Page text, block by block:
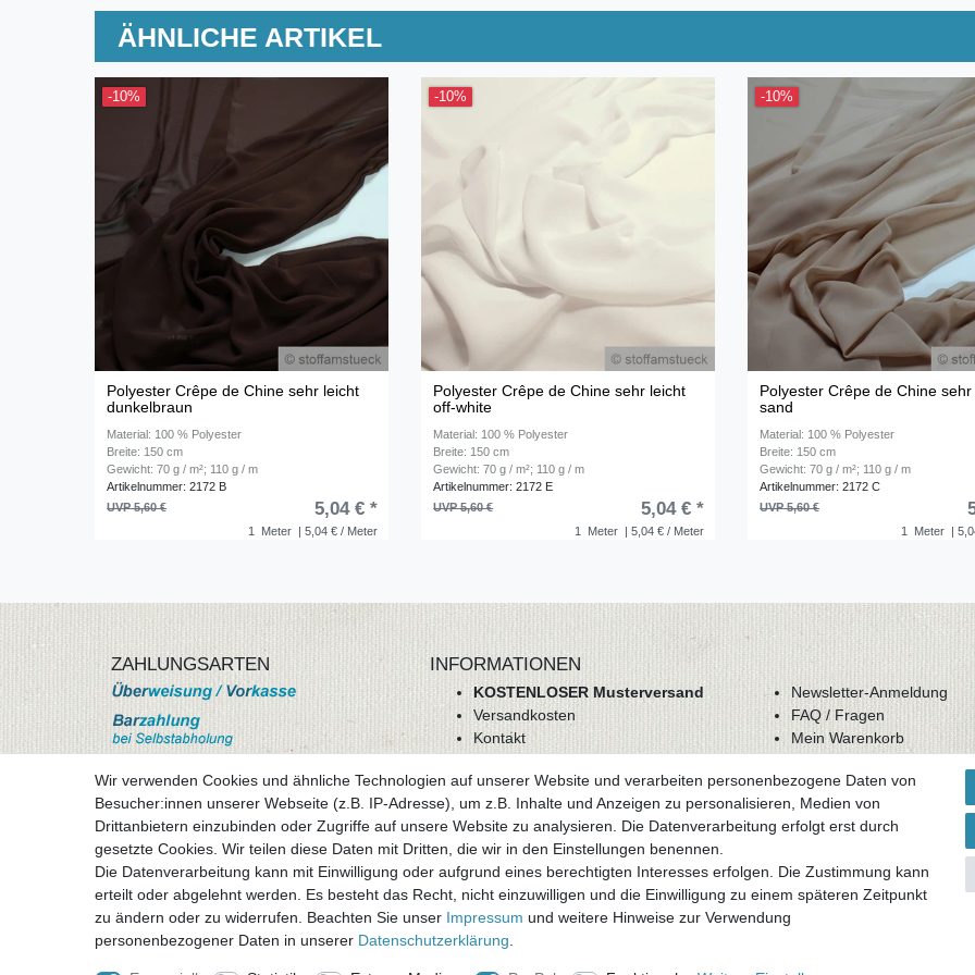
ÄHNLICHE ARTIKEL
-10%
Polyester Crêpe de Chine sehr leicht
dunkelbraun
Material: 100 % Polyester
Breite: 150 cm
Gewicht: 70 g / m²; 110 g / m
Artikelnummer: 2172 B
1 Meter | 5,04 € / Meter
UVP 5,60 € 5,04 € *
-10%
Polyester Crêpe de Chine sehr leicht
off-white
Material: 100 % Polyester
Breite: 150 cm
Gewicht: 70 g / m²; 110 g / m
Artikelnummer: 2172 E
1 Meter | 5,04 € / Meter
UVP 5,60 € 5,04 € *
-10%
Polyester Crêpe de Chine
sand
Material: 100 % Polyester
Breite: 150 cm
Gewicht: 70 g / m²; 110 g / m
Artikelnummer: 2172 C
1 Meter |
UVP 5,60 €
ZAHLUNGSARTEN
mehr Informationen
Besuchen sie uns auf
INFORMATIONEN
KOSTENLOSER Musterversand
Versandkosten
Kontakt
AGB
Datenschutz
Impressum
Vertrag widerrufen
Newsletter-Anmeldung
FAQ / Fragen
Mein Warenkorb
Mein Konto
Wir verwenden Cookies und ähnliche Technologien auf unserer Website und verarbeiten personenbezogene Daten von
Besucher:innen unserer Webseite (z.B. IP-Adresse), um z.B. Inhalte und Anzeigen zu personalisieren, Medien von
Drittanbietern einzubinden oder Zugriffe auf unsere Website zu analysieren. Die Datenverarbeitung erfolgt erst durch
gesetzte Cookies. Wir teilen diese Daten mit Dritten, die wir in den Einstellungen benennen.
Die Datenverarbeitung kann mit Einwilligung oder aufgrund eines berechtigten Interesses erfolgen. Die Zustimmung kann
erteilt oder abgelehnt werden. Es besteht das Recht, nicht einzuwilligen und die Einwilligung zu einem späteren Zeitpunkt
zu ändern oder zu widerrufen. Beachten Sie unser Impressum und weitere Hinweise zur Verwendung
personenbezogener Daten in unserer Daten­schutz­erklärung